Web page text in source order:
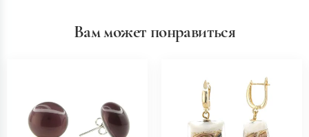
Вам может понравиться